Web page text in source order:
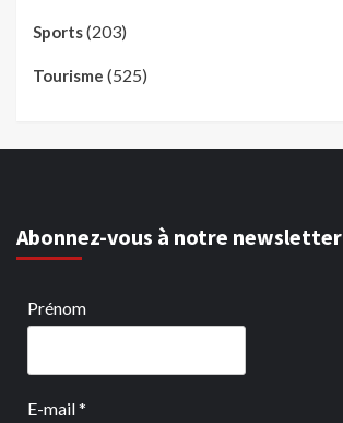
Sports(203)
Tourisme (525)
Abonnez-vous à notre newsletter
Prénom
E-mail*